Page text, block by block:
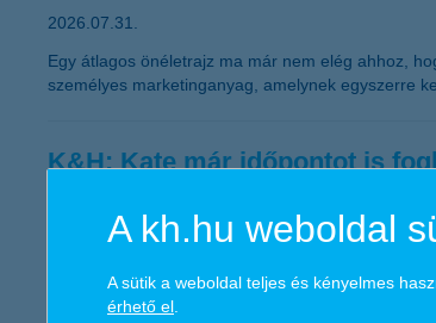
2026.07.31.
Egy átlagos önéletrajz ma már nem elég ahhoz,
személyes marketinganyag, amelynek egyszerre
K&H: Kate már időpontot is
2026.07.29.
A K&H tovább bővítette digitális pénzügyi
ügyfélponti ügyintézést, hiszen az ügyfelek Kate
A kh.hu weboldal
A sütik a weboldal teljes és kényelmes
érhető el